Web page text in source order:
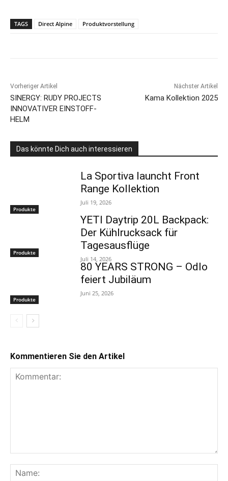
TAGS Direct Alpine Produktvorstellung
Vorheriger Artikel
SINERGY: RUDY PROJECTS
INNOVATIVER EINSTOFF-
HELM
Nächster Artikel
Kama Kollektion 2025
Das könnte Dich auch interessieren
Produkte
La Sportiva launcht Front
Range Kollektion
Juli 19, 2026
Produkte
YETI Daytrip 20L Backpack:
Der Kühlrucksack für
Tagesausflüge
Juli 14, 2026
Produkte
80 YEARS STRONG – Odlo
feiert Jubiläum
Juni 25, 2026
Kommentieren Sie den Artikel